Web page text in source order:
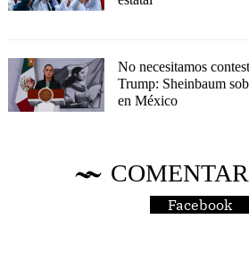
No necesitamos
Trump: Sheinbaum
en México
Facebook